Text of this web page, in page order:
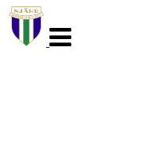
navigasjon